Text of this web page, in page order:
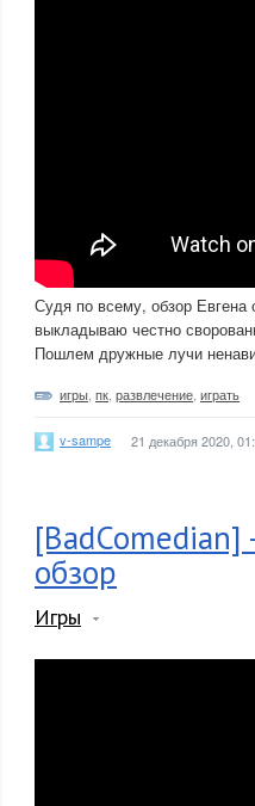
Судя по всему, обзор Евгена
выкладываю честно
Пошлем дружные лучи
игры пк развлечение играть
v-sampe 21 декабря 2020,
обзор
Игры